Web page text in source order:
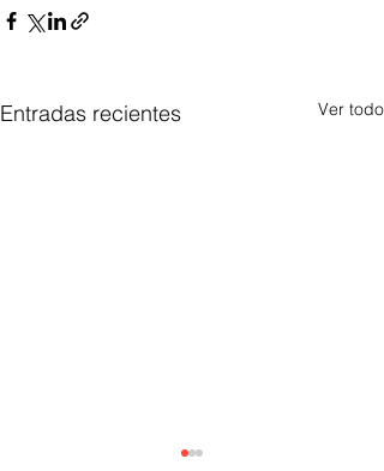
Entradas recientes Ver todo